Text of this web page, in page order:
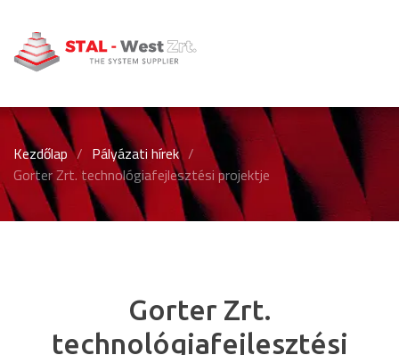
Kezdőlap / Pályázati hírek /
Gorter Zrt. technológiafejlesztési projektje
Gorter Zrt.
technológiafejlesztési